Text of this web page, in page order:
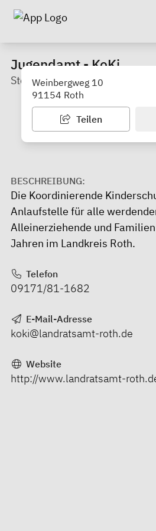
Jugendamt - KoKi
Stephanie Schubert
Weinbergweg 10
91154 Roth
Teilen
BESCHREIBUNG:
Die Koordinierende
Anlaufstelle für alle
Alleinerziehende und
Jahren im Landkreis Roth.
Telefon
09171/81-1682
E-Mail-Adresse
koki@landratsamt-roth.de
Website
http://www.landratsamt-